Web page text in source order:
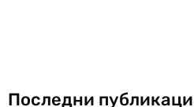
Последни